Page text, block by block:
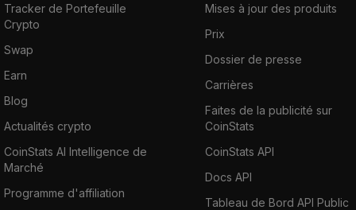
Tracker de Portefeuille
Crypto
Swap
Earn
Blog
Actualités crypto
CoinStats AI Intelligence de
Marché
Programme d'affiliation
Mises à jour des produits
Prix
Dossier de presse
Carrières
Faites de la publicité sur
CoinStats
CoinStats API
Docs API
Tableau de Bord API Public